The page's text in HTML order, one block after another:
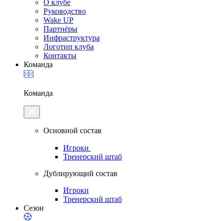
О клубе
Руководство
Wake UP
Партнёры
Инфраструктура
Логотип клуба
Контакты
Команда
Команда
Основной состав
Игроки
Тренерский штаб
Дублирующий состав
Игроки
Тренерский штаб
Сезон